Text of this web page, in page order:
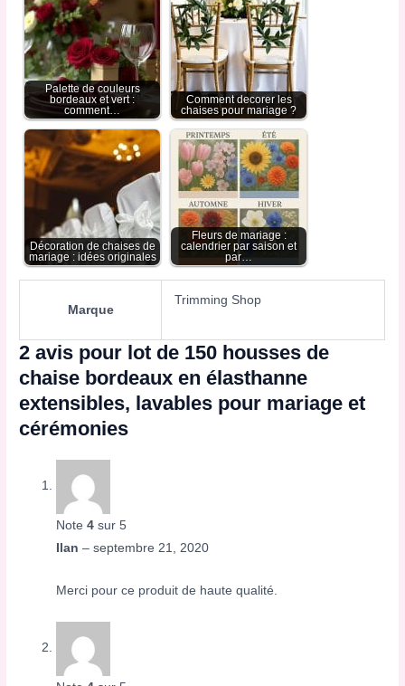
Palette de couleurs
bordeaux et vert :
comment…
Comment decorer les
chaises pour mariage ?
Décoration de chaises de
mariage : idées originales
Fleurs de mariage :
calendrier par saison et
par…
Marque
Trimming Shop
2 avis pour lot de 150 housses de
chaise bordeaux en élasthanne
extensibles, lavables pour mariage et
cérémonies
Note4 sur 5
Ilan– septembre 21, 2020
Merci pour ce produit de haute qualité.